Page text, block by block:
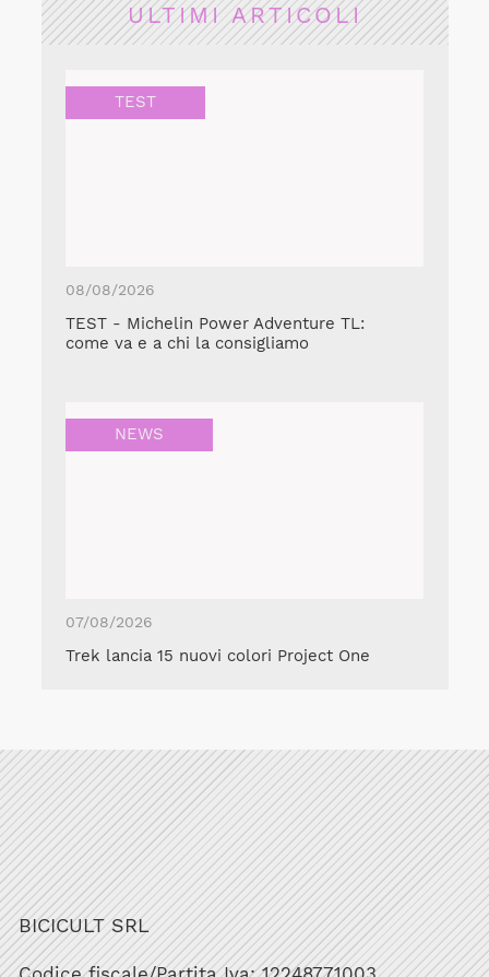
ULTIMI ARTICOLI
TEST
08/08/2026
TEST - Michelin Power Adventure TL:
come va e a chi la consigliamo
NEWS
07/08/2026
Trek lancia 15 nuovi colori Project One
BICICULT SRL